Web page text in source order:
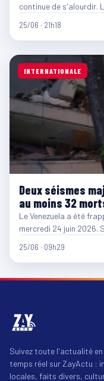
continue de s'alourdir.
25/06 · 21h18
INTERNATIONALE
Deux séismes
au moins 32
Le Venezuela a été
mercredi 24 juin 2026.
25/06 · 09h29
Suivez toute l'actualité en
temps réel sur ZayActu :
locales, faits divers,